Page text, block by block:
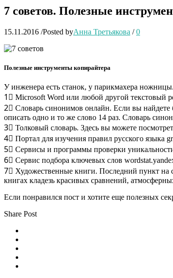
7 советов. Полезные
15.11.2016 /Posted byАнна Третьякова / 0
Полезные инструменты копирайтера
У инженера есть станок, у парикмахера
1⃣ Microsoft Word или любой другой текстовый
2⃣ Словарь синонимов онлайн. Если вы найдете
описать одно и то же слово 14 раз. Словарь
3⃣ Толковый словарь. Здесь вы можете
4⃣ Портал для изучения правил русского
5⃣ Сервисы и программы проверки
6⃣ Сервис подбора ключевых слов
7⃣ Художественные книги. Последний пункт на
книгах кладезь красивых сравнений,
Если понравился пост и хотите еще полезных
Share Post